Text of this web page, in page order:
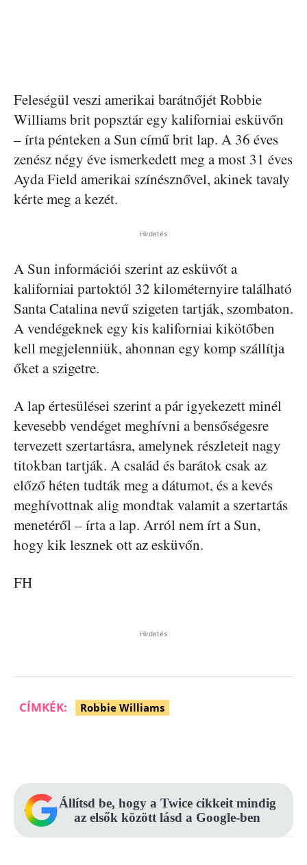
Feleségül veszi amerikai barátnőjét Robbie
Williams brit popsztár egy kaliforniai esküvőn
– írta pénteken a Sun című brit lap. A 36 éves
zenész négy éve ismerkedett meg a most 31 éves
Ayda Field amerikai színésznővel, akinek tavaly
kérte meg a kezét.
Hirdetés
A Sun információi szerint az esküvőt a
kaliforniai partoktól 32 kilométernyire található
Santa Catalina nevű szigeten tartják, szombaton.
A vendégeknek egy kis kaliforniai kikötőben
kell megjelenniük, ahonnan egy komp szállítja
őket a szigetre.
A lap értesülései szerint a pár igyekezett minél
kevesebb vendéget meghívni a bensőségesre
tervezett szertartásra, amelynek részleteit nagy
titokban tartják. A család és barátok csak az
előző héten tudták meg a dátumot, és a kevés
meghívottnak alig mondtak valamit a szertartás
menetéről – írta a lap. Arról nem írt a Sun,
hogy kik lesznek ott az esküvőn.
FH
Hirdetés
CÍMKÉK: Robbie Williams
Állítsd be, hogy a Twice cikkeit mindig
az elsők között lásd a Google-ben